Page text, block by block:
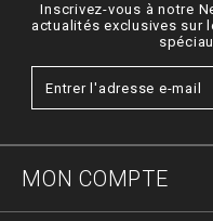
Inscrivez-vous à notre
actualités exclusives sur
MON COMPTE